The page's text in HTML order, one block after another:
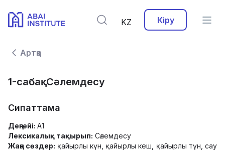
KZ Кіру
Артқа
1-сабақ. Сәлемдесу
Сипаттама
Деңгейі: А1
Лексикалық тақырып: Сәлемдесу
Жаңа сөздер: қайырлы күн, қайырлы кеш, қайырлы түн, сау